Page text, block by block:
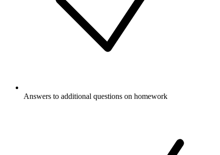
Answers to additional questions on homework